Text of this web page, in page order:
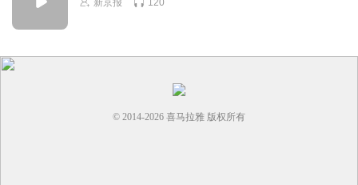
© 2014-2026 喜马拉雅 版权所有